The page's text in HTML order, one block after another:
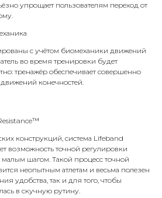
упрощает пользователям переход от
с учётом биомеханики движений
во время тренировки будет
тренажёр обеспечивает совершенно
движений конечностей.
конструкций, система Lifeband
возможность точной регулировки
шагом. Такой процесс точной
неопытным атлетам и весьма полезен
удобства, так и для того, чтобы
в скучную рутину.